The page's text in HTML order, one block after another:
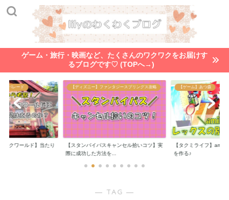
ゲーム・旅行・映画など、たくさんのワクワクをお届けす
るブログです♡ (TOPへ→)
・パレード
ックワールド】当たり
【ディズニー】ファンタジースプリングス攻略
【スタンバイパスキャンセル拾いコツ】実
際に成功した方法を...
【ゲーム】あつ森
【タクミライフ】
を作る♪
― TAG ―